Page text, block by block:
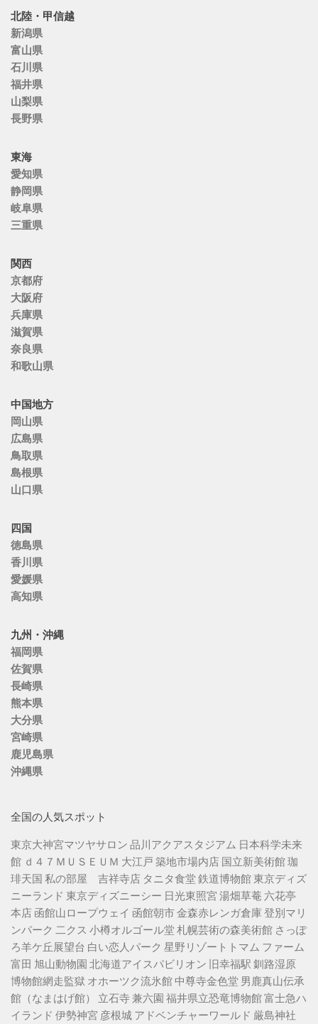
北陸・甲信越
新潟県
富山県
石川県
福井県
山梨県
長野県
東海
愛知県
静岡県
岐阜県
三重県
関西
京都府
大阪府
兵庫県
滋賀県
奈良県
和歌山県
中国地方
岡山県
広島県
鳥取県
島根県
山口県
四国
徳島県
香川県
愛媛県
高知県
九州・沖縄
福岡県
佐賀県
長崎県
熊本県
大分県
宮崎県
鹿児島県
沖縄県
全国の人気スポット
東京大神宮マツヤサロン 品川アクアスタジアム 日本科学未来
館 ｄ４７ＭＵＳＥＵＭ 大江戸 築地市場内店 国立新美術館珈
琲天国 私の部屋 吉祥寺店 タニタ食堂 鉄道博物館東京ディズ
ニーランド 東京ディズニーシー 日光東照宮 湯畑草菴 六花亭
本店 函館山ロープウェイ 函館朝市金森赤レンガ倉庫登別マリ
ンパーク 二クス 小樽オルゴール堂 札幌芸術の森美術館 さっぽ
ろ羊ケ丘展望台 白い恋人パーク 星野リゾートトマム ファーム
富田 旭山動物園 北海道アイスパビリオン 旧幸福駅 釧路湿原
博物館網走監獄 オホーツク流氷館 中尊寺金色堂 男鹿真山伝承
館（なまはげ館）
立石寺兼六園 福井県立恐竜博物館富士急ハ
イランド 伊勢神宮 彦根城 アドベンチャーワールド 厳島神社